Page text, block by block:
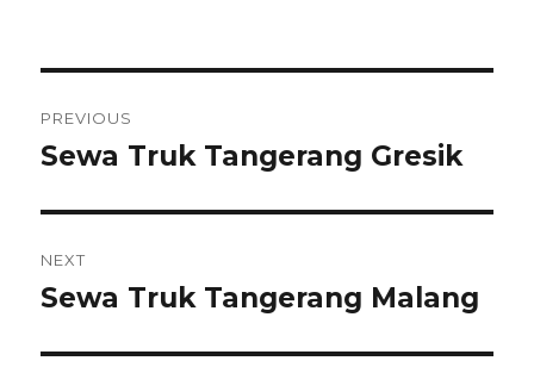
navigation
PREVIOUS
Previous
Sewa Truk Tangerang Gresik
NEXT
Next
Sewa Truk Tangerang Malang